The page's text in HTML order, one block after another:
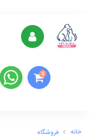
0
خانه
فروشگاه